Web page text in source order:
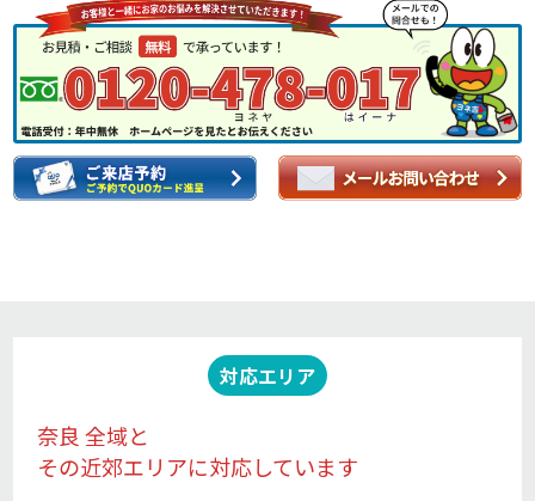
対応エリア
奈良 全域と
その近郊エリアに対応しています